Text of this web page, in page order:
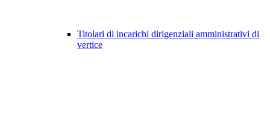
Titolari di incarichi dirigenziali amministrativi di
vertice